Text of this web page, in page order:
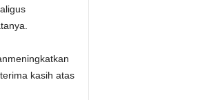
kasih atas